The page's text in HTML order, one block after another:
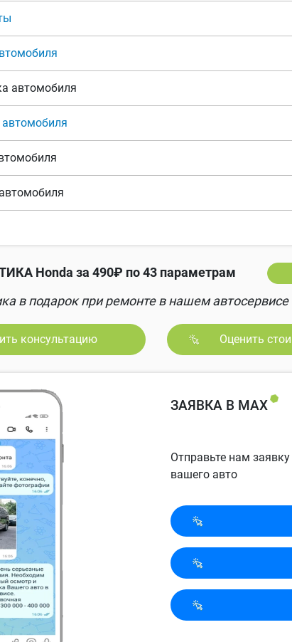
автомобиля
Honda за 490₽ по 43 параметрам
в подарок при ремонте в нашем
консультацию Оценить
ЗАЯВКА В MAX
Отправьте нам
вашего авто